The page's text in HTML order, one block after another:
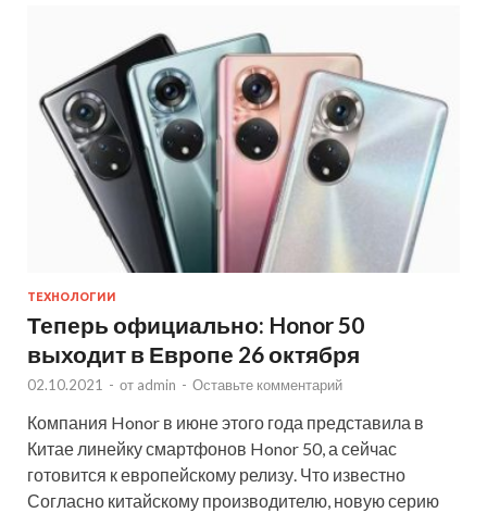
ТЕХНОЛОГИИ
Теперь официально: Honor 50
выходит в Европе 26 октября
02.10.2021 - от admin - Оставьте комментарий
Компания Honor в июне этого года представила в
Китае линейку смартфонов Honor 50, а сейчас
готовится к европейскому релизу. Что известно
Согласно китайскому производителю, новую серию